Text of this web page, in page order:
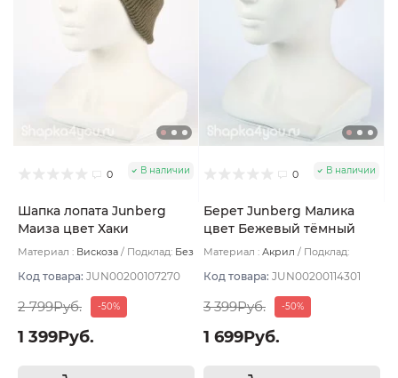
0 В наличии
Шапка лопата Junberg
Маиза цвет Хаки
Материал : Вискоза Подклад: Без
Код товара: JUN00200107270
2 799Руб. -50%
1 399Руб.
0 В наличии
Берет Junberg Малика
цвет Бежевый тёмный
Материал : Акрил
Подклад:
Код товара: JUN00200114301
3 399Руб. -50%
1 699Руб.